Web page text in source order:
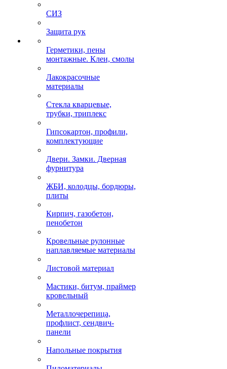
СИЗ
Защита рук
Герметики, пены
монтажные. Клеи, смолы
Лакокрасочные
материалы
Стекла кварцевые,
трубки, триплекс
Гипсокартон, профили,
комплектующие
Двери. Замки. Дверная
фурнитура
ЖБИ, колодцы, бордюры,
плиты
Кирпич, газобетон,
пенобетон
Кровельные рулонные
наплавляемые материалы
Листовой материал
Мастики, битум, праймер
кровельный
Металлочерепица,
профлист, сендвич-
панели
Напольные покрытия